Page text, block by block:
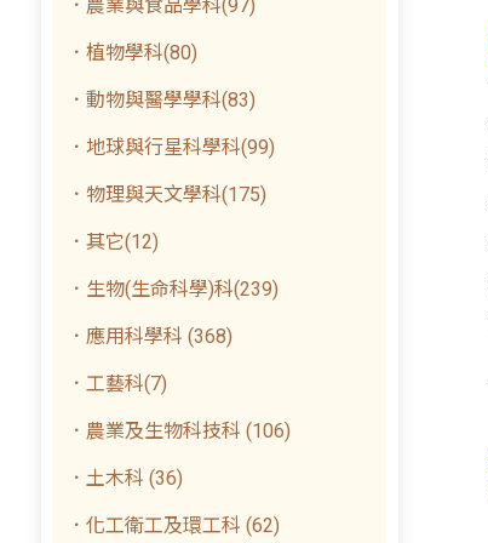
．農業與食品學科(97)
．植物學科(80)
．動物與醫學學科(83)
．地球與行星科學科(99)
．物理與天文學科(175)
．其它(12)
．生物(生命科學)科(239)
．應用科學科 (368)
．工藝科(7)
．農業及生物科技科 (106)
．土木科 (36)
．化工衛工及環工科 (62)